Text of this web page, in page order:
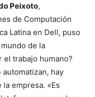
Peixoto,
de Computación
Latina en Dell, puso
de la
el trabajo humano?
hay
empresa. «Es